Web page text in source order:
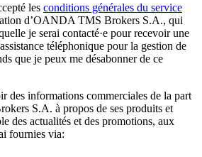
les conditions générales du service
d’OANDA TMS Brokers S.A., qui
je serai contacté·e pour recevoir une
téléphonique pour la gestion de
que je peux me désabonner de ce
des informations commerciales de la part
S.A. à propos de ses produits et
des actualités et des promotions, aux
fournies via: